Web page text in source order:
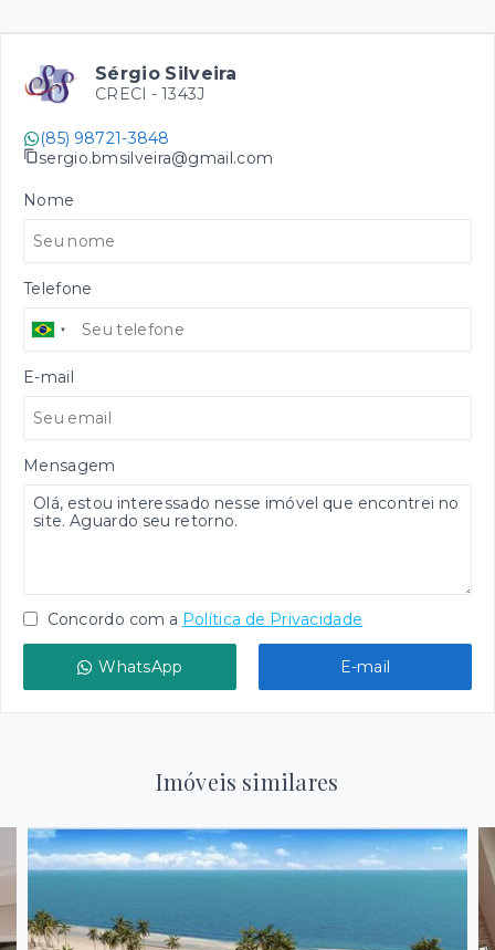
Sérgio Silveira
CRECI - 1343J
(85) 98721-3848
sergio.bmsilveira@gmail.com
Nome
Telefone
E-mail
Mensagem
Concordo com a Política de Privacidade
WhatsApp E-mail
Imóveis similares